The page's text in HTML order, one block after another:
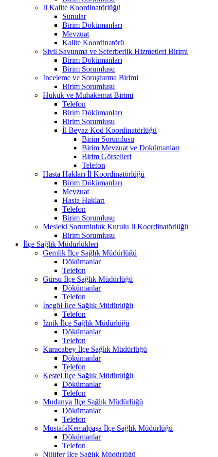
İl Kalite Koordinatörlüğü
Sunular
Birim Dökümanları
Mevzuat
Kalite Koordinatörü
Sivil Savunma ve Seferberlik Hizmetleri Birimi
Birim Dökümanları
Birim Sorumlusu
İnceleme ve Soruşturma Birimi
Birim Sorumlusu
Hukuk ve Muhakemat Birimi
Telefon
Birim Dökümanları
Birim Sorumlusu
İl Beyaz Kod Koordinatörlüğü
Birim Sorumlusu
Birim Mevzuat ve Dokümanları
Birim Görselleri
Telefon
Hasta Hakları İl Koordinatörlüğü
Birim Dökümanları
Mevzuat
Hasta Hakları
Telefon
Birim Sorumlusu
Mesleki Sorumluluk Kurulu İl Koordinatörlüğü
Birim Sorumlusu
İlçe Sağlık Müdürlükleri
Gemlik İlçe Sağlık Müdürlüğü
Dökümanlar
Telefon
Gürsu İlçe Sağlık Müdürlüğü
Dökümanlar
Telefon
İnegöl İlçe Sağlık Müdürlüğü
Telefon
İznik İlçe Sağlık Müdürlüğü
Dökümanlar
Telefon
Karacabey İlçe Sağlık Müdürlüğü
Dökümanlar
Telefon
Kestel İlçe Sağlık Müdürlüğü
Dökümanlar
Telefon
Mudanya İlçe Sağlık Müdürlüğü
Dökümanlar
Telefon
MustafaKemalpaşa İlçe Sağlık Müdürlüğü
Dökümanlar
Telefon
Nilüfer İlçe Sağlık Müdürlüğü